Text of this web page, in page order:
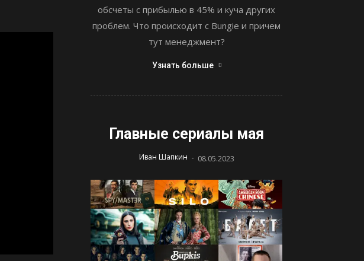
обсчеты с прибылью в 45% и куча других
проблем. Что происходит с Bungie и причем
тут менеджмент?
Узнать больше
Главные сериалы мая
Иван Шапкин - 08.05.2023